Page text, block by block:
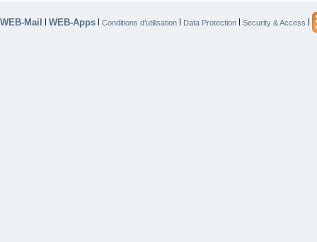
WEB-Mail WEB-Apps Conditions d’utilisation Data Protection Security & Access